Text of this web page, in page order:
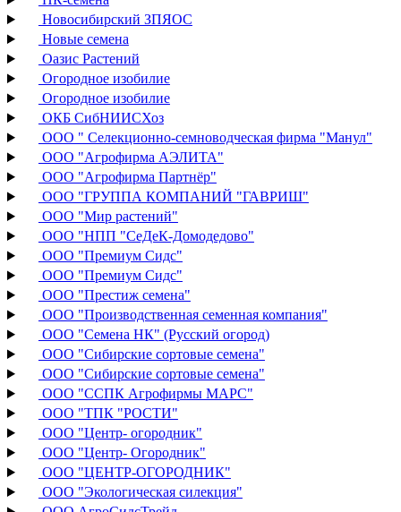
Новосибирский ЗПЯОС
Новые семена
Оазис Растений
Огородное изобилие
Огородное изобилие
ОКБ СибНИИСХоз
ООО " Селекционно-семноводческая фирма "Манул"
ООО "Агрофирма АЭЛИТА"
ООО "Агрофирма Партнёр"
ООО "ГРУППА КОМПАНИЙ "ГАВРИШ"
ООО "Мир растений"
ООО "НПП "СеДеК-Домодедово"
ООО "Премиум Сидс"
ООО "Премиум Сидс"
ООО "Престиж семена"
ООО "Производственная семенная компания"
ООО "Семена НК" (Русский огород)
ООО "Сибирские сортовые семена"
ООО "Сибирские сортовые семена"
ООО "ССПК Агрофирмы МАРС"
ООО "ТПК "РОСТИ"
ООО "Центр- огородник"
ООО "Центр- Огородник"
ООО "ЦЕНТР-ОГОРОДНИК"
ООО "Экологическая силекция"